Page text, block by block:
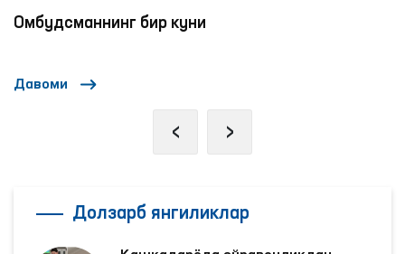
Омбудсманнинг бир куни
Давоми
‹ ›
Долзарб янгиликлар